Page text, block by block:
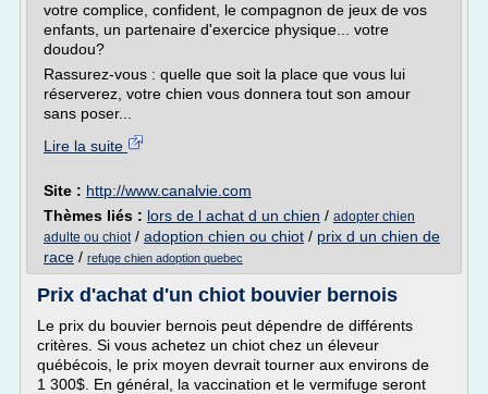
votre complice, confident, le compagnon de jeux de vos
enfants, un partenaire d'exercice physique... votre
doudou?
Rassurez-vous : quelle que soit la place que vous lui
réserverez, votre chien vous donnera tout son amour
sans poser...
Lire la suite
Site : http://www.canalvie.com
Thèmes liés : lors de l achat d un chien / adopter chien
adulte ou chiot/ adoption chien ou chiot / prix d un chien de
race / refuge chien adoption quebec
Prix d'achat d'un chiot bouvier bernois
Le prix du bouvier bernois peut dépendre de différents
critères. Si vous achetez un chiot chez un éleveur
québécois, le prix moyen devrait tourner aux environs de
1 300$. En général, la vaccination et le vermifuge seront